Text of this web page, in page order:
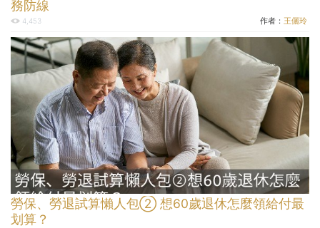
務防線
4,453 作者： 王儷玲
勞保、勞退試算懶人包② 想60歲退休怎麼領給付最
划算？